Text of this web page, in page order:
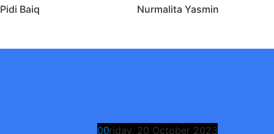
Pidi Baiq Nurmalita Yasmin
Friday, 20 October 2023
00